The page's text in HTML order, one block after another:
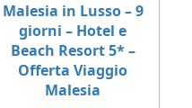
Malesia in Lusso – 9
giorni – Hotel e
Beach Resort 5* –
Offerta Viaggio
Malesia